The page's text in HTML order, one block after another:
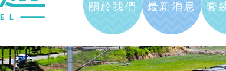
關於我們 最新消息 套